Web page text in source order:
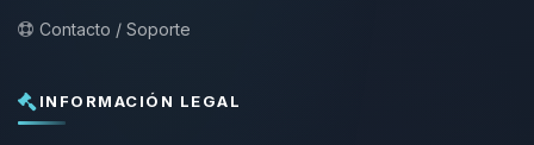
Contacto / Soporte
INFORMACIÓN LEGAL